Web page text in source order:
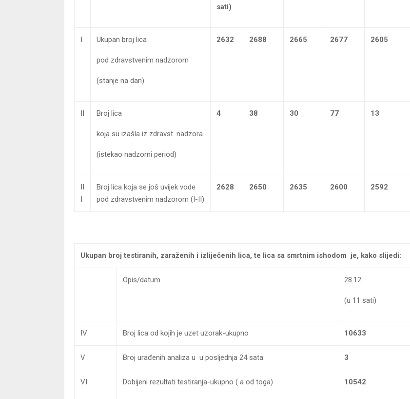
sati)
Ukupan broj lica
pod zdravstvenim nadzorom
(stanje na dan)
2632 2688 2665 2677 2605
Broj lica
koja su izašla iz zdravst. nadzora
(istekao nadzorni period)
4 38 30 77 13
Broj lica koja se još uvijek vode
pod zdravstvenim nadzorom (I-II)
2628 2650 2635 2600 2592
Ukupan broj testiranih, zaraženih i izliječenih lica, te lica sa smrtnim ishodom je, kako slijedi:
Opis/datum 28.12.
(u 11 sati)
IV Broj lica od kojih je uzet uzorak-ukupno 10633
V Broj urađenih analiza u u posljednja 24 sata 3
VI Dobijeni rezultati testiranja-ukupno ( a od toga) 10542